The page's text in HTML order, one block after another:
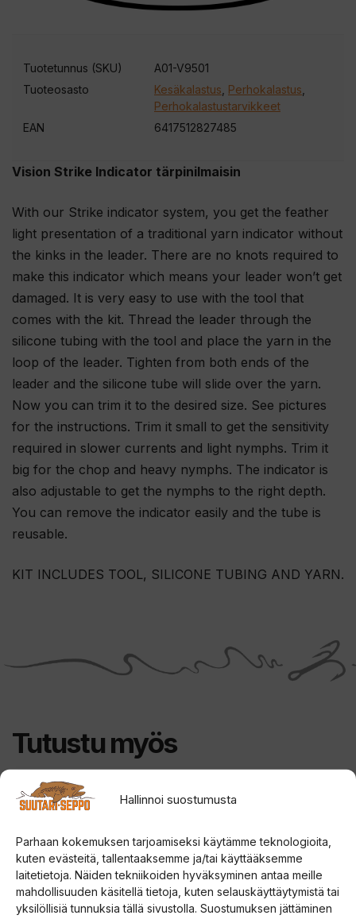
Hallinnoi suostumusta
Parhaan kokemuksen tarjoamiseksi käytämme teknologioita,
kuten evästeitä, tallentaaksemme ja/tai käyttääksemme
laitetietoja. Näiden tekniikoiden hyväksyminen antaa meille
mahdollisuuden käsitellä tietoja, kuten selauskäyttäytymistä tai
yksilöllisiä tunnuksia tällä sivustolla. Suostumuksen jättäminen
Vision Strike Indicator tärpinilmaisin
With our Strike indicator system, you get the feather
light presentation of a traditional yarn indicator without
the kinks in the leader. There are no knots required to
make this indicator which means your leader won’t get
damaged. It is very easy to use with the tool that
comes with the kit. Thread the leader through the
silicone tubing with the tool and place the yarn in the
loop of the leader. Tighten from both ends of the
leader and the silicone tube will slide over the yarn.
Now you can trim it to the desired size. See pictures
for the instructions. Trim it small to get the sensitivity
required in slower currents and light nymphs. Trim it
big for the chop and heavy nymphs. The indicator is
also adjustable to get the nymphs to the right depth.
You can remove the indicator easily and the tube is
reusable.
KIT INCLUDES TOOL, SILICONE TUBING AND YARN.
Tuotetunnus (SKU)
A01-V9501
Tuoteosasto
Kesäkalastus Perhokalastus
Perhokalastustarvikkeet
EAN
6417512827485
Tutustu myös
Tällä
on
useampi
muunnelma.
Voit
Tällä
on
useampi
muunnelma.
Voit